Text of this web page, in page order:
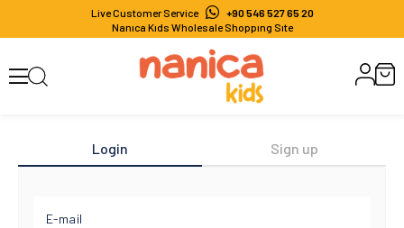
Live Customer Service
+90 546 527 65 20
Nanıca Kıds Wholesale Shoppıng Sıte
Login Sign up
E-mail